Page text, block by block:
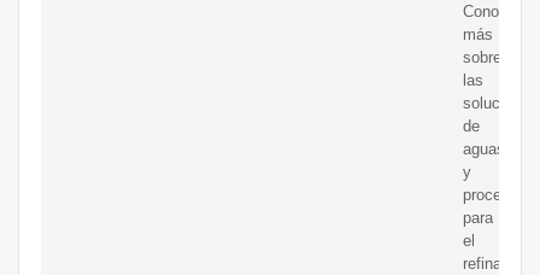
Conozca
más
sobre
las
soluciones
de
aguas
y
procesos
para
el
refinado